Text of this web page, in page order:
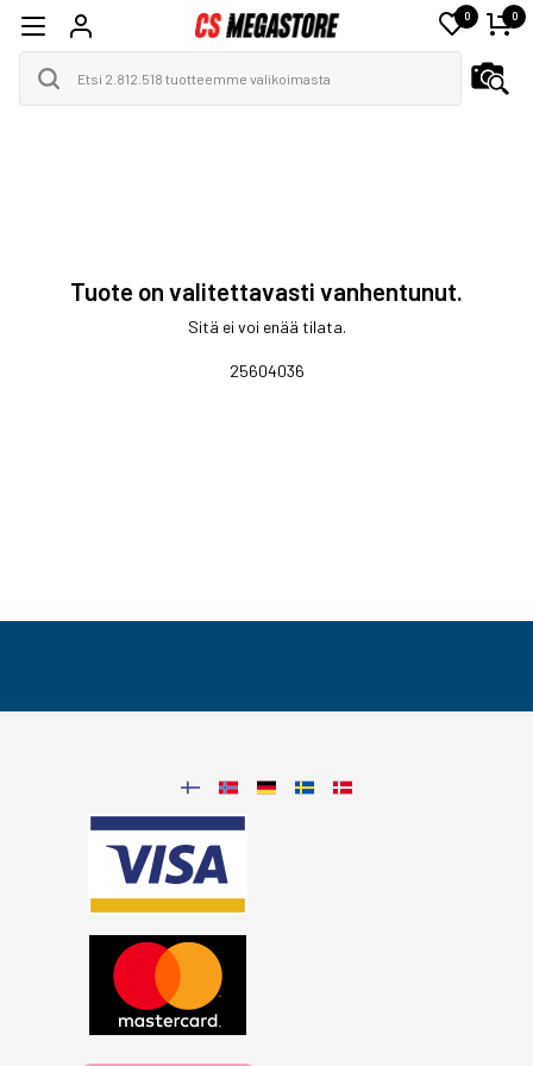
0 0
Tuote on valitettavasti vanhentunut.
Sitä ei voi enää tilata.
25604036